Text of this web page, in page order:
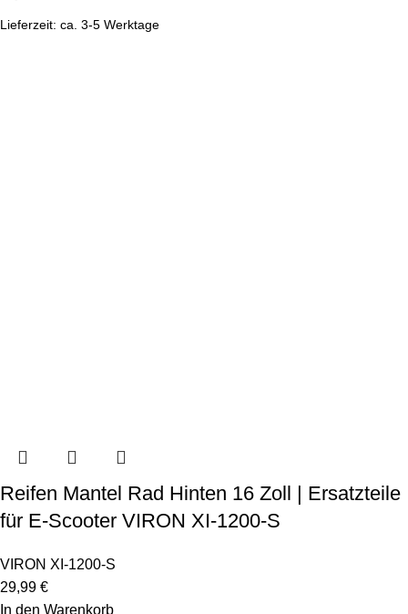
Lieferzeit: ca. 3-5 Werktage
Reifen Mantel Rad Hinten 16 Zoll | Ersatzteile
für E-Scooter VIRON XI-1200-S
VIRON XI-1200-S
29,99 €
In den Warenkorb